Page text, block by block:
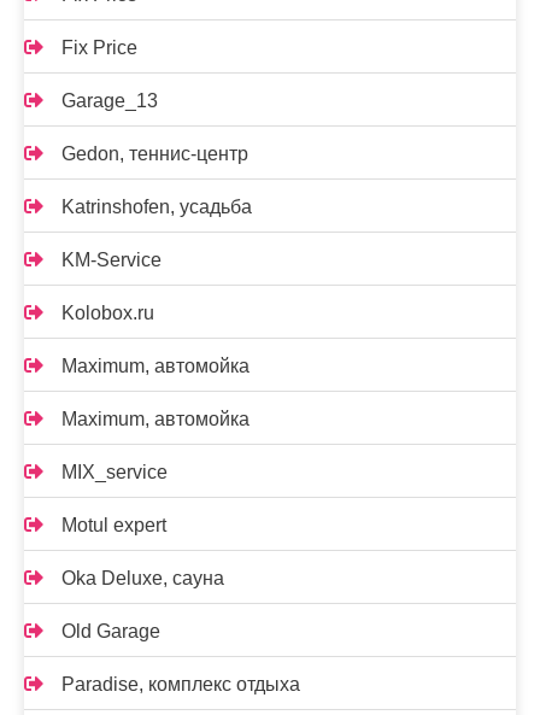
Fix Price
Garage_13
Gedon, теннис-центр
Katrinshofen, усадьба
KM-Service
Kolobox.ru
Maximum, автомойка
Maximum, автомойка
MIX_service
Motul expert
Oka Deluxe, сауна
Old Garage
Paradise, комплекс отдыха